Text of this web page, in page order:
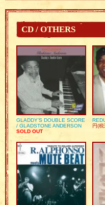
CD / OTHERS
GLADDY’S DOUBLE SCORE
/ GLADSTONE ANDERSON
SOLD OUT
円(